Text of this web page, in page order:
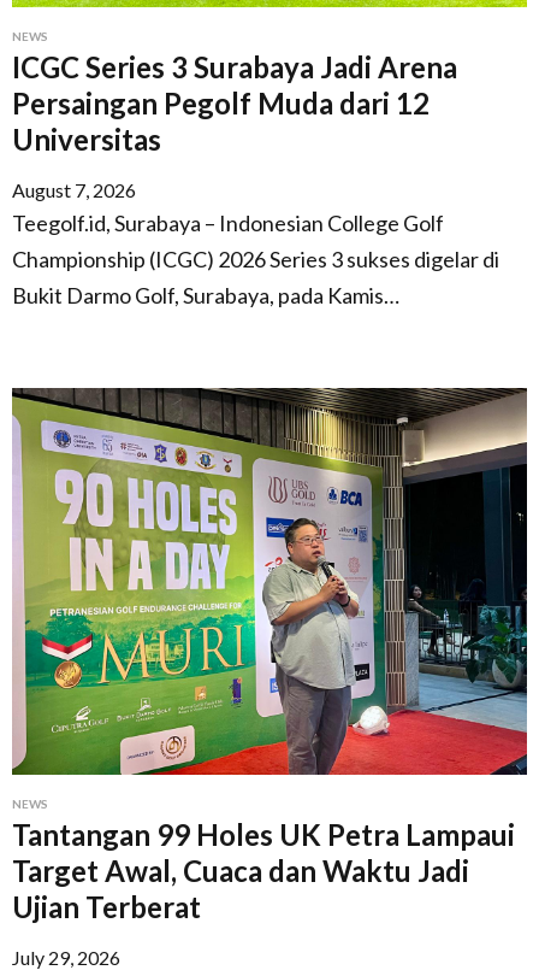
NEWS
ICGC Series 3 Surabaya Jadi Arena
Persaingan Pegolf Muda dari 12
Universitas
August 7, 2026
Teegolf.id, Surabaya – Indonesian College Golf
Championship (ICGC) 2026 Series 3 sukses digelar di
Bukit Darmo Golf, Surabaya, pada Kamis…
NEWS
Tantangan 99 Holes UK Petra Lampaui
Target Awal, Cuaca dan Waktu Jadi
Ujian Terberat
July 29, 2026